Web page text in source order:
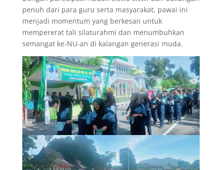
penuh dari para guru serta masyarakat, pawai ini
menjadi momentum yang berkesan untuk
mempererat tali silaturahmi dan menumbuhkan
semangat ke-NU-an di kalangan generasi muda.